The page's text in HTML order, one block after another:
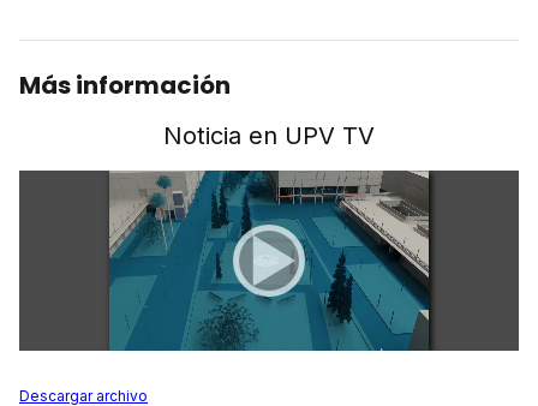
Más información
Noticia en UPV TV
Descargar archivo